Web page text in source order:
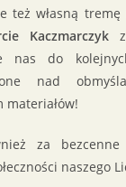
też własną
Kaczmarczyk
nas do
nad
materiałów!
za
naszego